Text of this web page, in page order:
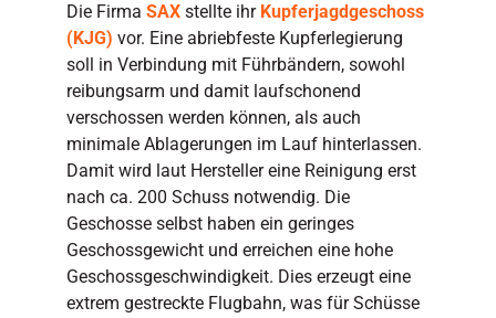
Die Firma SAXstellte ihr Kupferjagdgeschoss
(KJG) vor. Eine abriebfeste Kupferlegierung
soll in Verbindung mit Führbändern, sowohl
reibungsarm und damit laufschonend
verschossen werden können, als auch
minimale Ablagerungen im Lauf hinterlassen.
Damit wird laut Hersteller eine Reinigung erst
nach ca. 200 Schuss notwendig. Die
Geschosse selbst haben ein geringes
Geschossgewicht und erreichen eine hohe
Geschossgeschwindigkeit. Dies erzeugt eine
extrem gestreckte Flugbahn, was für Schüsse